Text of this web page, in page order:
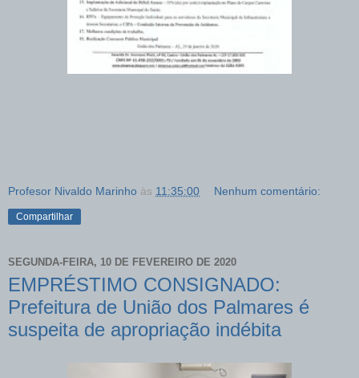
Profesor Nivaldo Marinho às 11:35:00 Nenhum comentário:
Compartilhar
SEGUNDA-FEIRA, 10 DE FEVEREIRO DE 2020
EMPRÉSTIMO CONSIGNADO:
Prefeitura de União dos Palmares é
suspeita de apropriação indébita